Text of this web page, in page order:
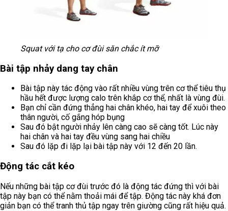
Squat với tạ cho cơ đùi săn chắc ít mỡ
Bài tập nhảy dang tay chân
Bài tập này tác động vào rất nhiều vùng trên cơ thể tiêu thụ
hầu hết được lượng calo trên khắp cơ thể, nhất là vùng đùi.
Bạn chỉ cần đứng thẳng hai chân khéo, hai tay để xuôi theo
thân người, cố gắng hóp bụng
Sau đó bật người nhảy lên càng cao sẽ càng tốt. Lúc này
hai chân và hai tay đều vùng sang hai chiều
Sau đó lặp đi lặp lại bài tập này với 12 đến 20 lần.
Động tác cắt kéo
Nếu những bài tập cơ đùi trước đó là động tác đứng thì với bài
tập này bạn có thể nằm thoải mái để tập. Động tác này khá đơn
giản bạn có thể tranh thủ tập ngay trên giường cũng rất hiệu quả.